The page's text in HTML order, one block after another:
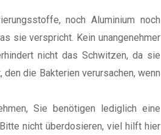
noch Aluminium noch
sie verspricht. Kein unangenehmer
nicht das Schwitzen, da sie
die Bakterien verursachen, wenn
Sie benötigen lediglich eine
nicht überdosieren, viel hilft hier